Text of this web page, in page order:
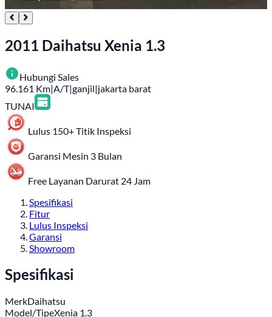
2011 Daihatsu Xenia 1.3
Hubungi Sales
96.161 Km|A/T|ganjil|jakarta barat
TUNAI
Lulus 150+ Titik Inspeksi
Garansi Mesin 3 Bulan
Free Layanan Darurat 24 Jam
Spesifikasi
Fitur
Lulus Inspeksi
Garansi
Showroom
Spesifikasi
MerkDaihatsu
Model/TipeXenia 1.3